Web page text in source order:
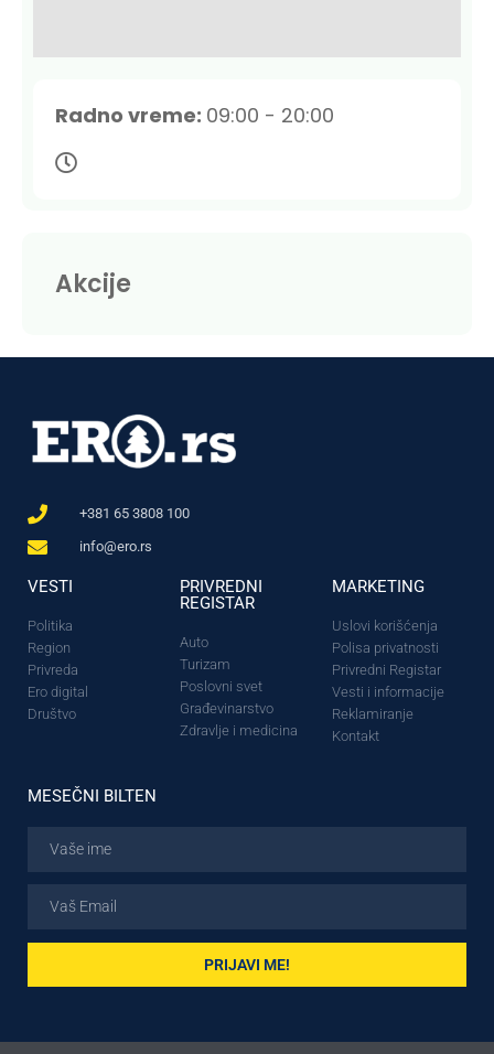
Radno vreme: 09:00 - 20:00
Akcije
+381 65 3808 100
info@ero.rs
VESTI
Politika
Region
Privreda
Ero digital
Društvo
PRIVREDNI
REGISTAR
Auto
Turizam
Poslovni svet
Građevinarstvo
Zdravlje i medicina
MARKETING
Uslovi korišćenja
Polisa privatnosti
Privredni Registar
Vesti i informacije
Reklamiranje
Kontakt
MESEČNI BILTEN
PRIJAVI ME!